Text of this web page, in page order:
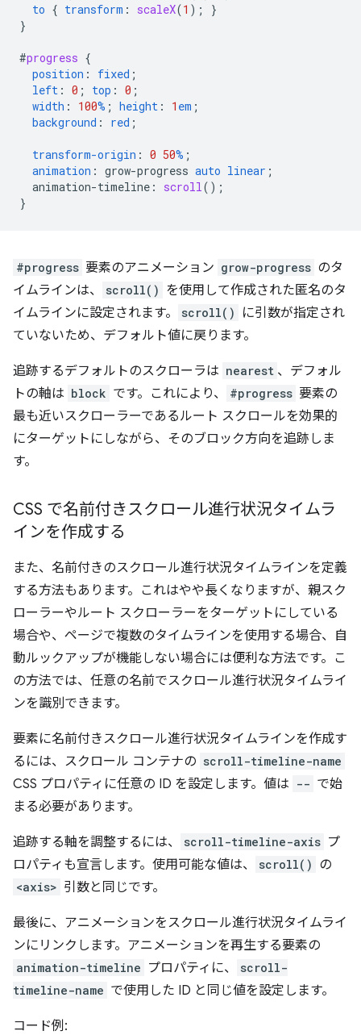
to { transform : scaleX(1 );
}
}
#progress {
position : fixed ;
left : 0 ; top : 0 ;
width : 100% ; height : 1 em ;
background : red ;
transform-origin : 0 50% ;
animation : grow-progress auto linear ;
animation-timeline : scroll();
}
#progress 要素のアニメーション grow-progress のタ
イムラインは、
scroll() を使用して作成された匿名のタ
イムラインに設定されます。
scroll()
に引数が指定され
ていないため、デフォルト値に戻ります。
追跡するデフォルトのスクローラは nearest 、デフォル
トの軸は block です。これにより、 #progress 要素の
最も近いスクローラーであるルート スクロールを効果的
にターゲットにしながら、そのブロック方向を追跡しま
す。
CSS で名前付きスクロール進行状況タイムラ
インを作成する
また、名前付きのスクロール進行状況タイムラインを定義
する方法もあります。これはやや長くなりますが、親スク
ローラーやルート スクローラーをターゲットにしている
場合や、ページで複数のタイムラインを使用する場合、自
動ルックアップが機能しない場合には便利な方法です。こ
の方法では、任意の名前でスクロール進行状況タイムライ
ンを識別できます。
要素に名前付きスクロール進行状況タイムラインを作成す
るには、スクロール コンテナの scroll-timeline-name
CSS プロパティに任意の ID を設定します。値は -- で始
まる必要があります。
追跡する軸を調整するには、 scroll-timeline-axis プ
ロパティも宣言します。使用可能な値は、
scroll() の
<axis> 引数と同じです。
最後に、アニメーションをスクロール進行状況タイムライ
ンにリンクします。アニメーションを再生する要素の
animation-timeline プロパティに、
scroll-
timeline-name で使用した ID と同じ値を設定します。
コード例: